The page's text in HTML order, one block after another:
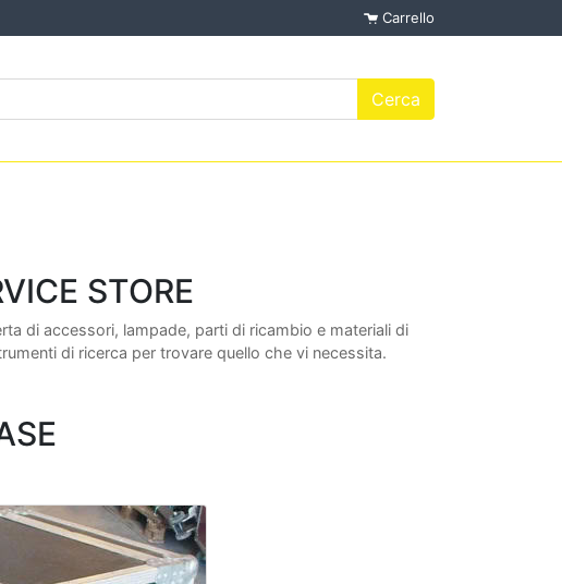
Carrello
STORE
di accessori, lampade, parti di ricambio e materiali di
di ricerca per trovare quello che vi necessita.